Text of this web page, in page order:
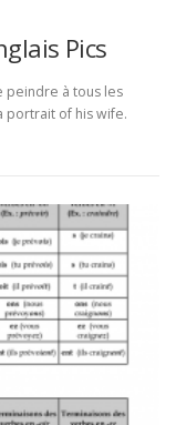
Pics
peindre à tous les
portrait of his wife.